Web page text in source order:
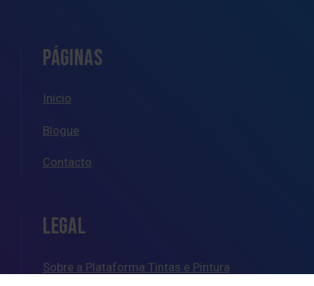
PÁGINAS
Início
Blogue
Contacto
LEGAL
Sobre a Plataforma Tintas e Pintura